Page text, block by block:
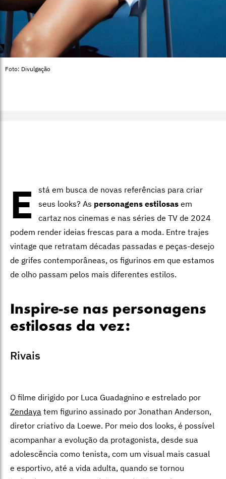
Foto: Divulgação
E
stá em busca de novas referências para criar
seus looks? As personagens estilosas em
cartaz nos cinemas e nas séries de TV de 2024
podem render ideias frescas para a moda. Entre trajes
vintage que retratam décadas passadas e peças-desejo
de grifes contemporâneas, os figurinos em que estamos
de olho passam pelos mais diferentes estilos.
Inspire-se nas personagens
estilosas da vez:
Rivais
O filme dirigido por Luca Guadagnino e estrelado por
Zendaya tem figurino assinado por Jonathan Anderson,
diretor criativo da Loewe. Por meio dos looks, é possível
acompanhar a evolução da protagonista, desde sua
adolescência como tenista, com um visual mais casual
e esportivo, até a vida adulta, quando se tornou